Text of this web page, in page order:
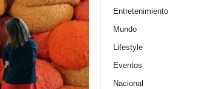
Entretenimiento
Mundo
Lifestyle
Eventos
Nacional